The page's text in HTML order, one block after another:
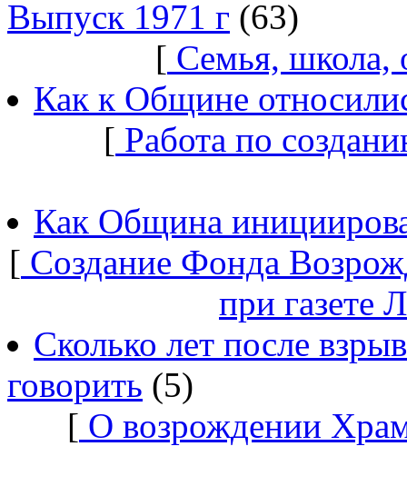
Выпуск 1971 г (63)
[ Семья, школа,
Как к Общине
[ Работа по
Как Община
[ Создание Фонда
при газете
Сколько лет после
говорить (5)
[ О возрождении